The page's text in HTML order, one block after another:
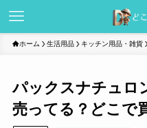
ホーム 生活用品 キッチン用品・雑貨
パックスナチュロ
売ってる？どこで